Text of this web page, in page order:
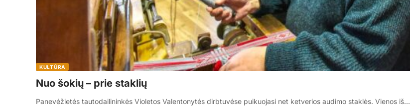
KULTŪRA
Nuo šokių – prie staklių
Panevėžietės tautodailininkės Violetos Valentonytės dirbtuvėse puikuojasi net ketverios audimo staklės. Vienos iš…